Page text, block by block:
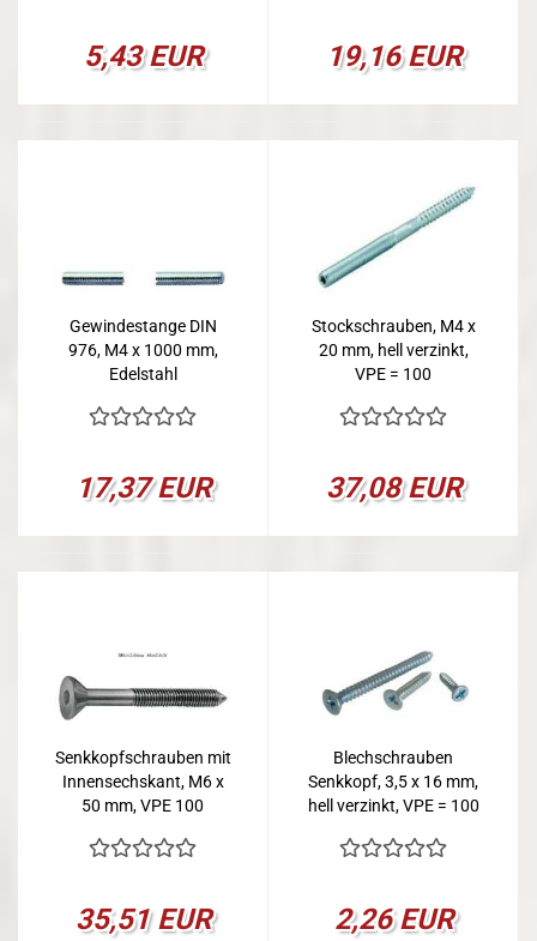
5,43 EUR 19,16 EUR
Gewindestange DIN
976, M4 x 1000 mm,
Edelstahl
17,37 EUR
Stockschrauben, M4 x
20 mm, hell verzinkt,
VPE = 100
37,08 EUR
Senkkopfschrauben mit
Innensechskant, M6 x
50 mm, VPE 100
35,51 EUR
Blechschrauben
Senkkopf, 3,5 x 16 mm,
hell verzinkt, VPE = 100
2,26 EUR